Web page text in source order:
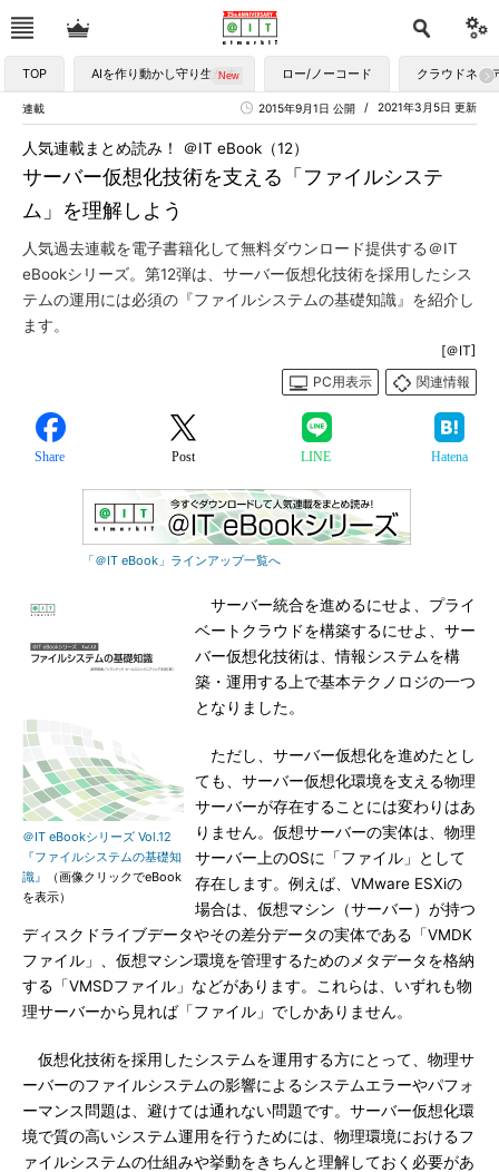
TOP AIを作り動かし守り生かす ロー/ノーコード クラウドネイ
連載 2021年3月5日 更新
2015年9月1日 公開
サーバー仮想化技術を支える「ファイルシステ
ム」を理解しよう
人気連載まとめ読み！ ＠IT eBook（12）
人気過去連載を電子書籍化して無料ダウンロード提供する＠IT
eBookシリーズ。第12弾は、サーバー仮想化技術を採用したシス
テムの運用には必須の『ファイルシステムの基礎知識』を紹介し
ます。
[＠IT]
PC用表示
関連情報
Share Post LINE Hatena
「＠IT eBook」ラインアップ一覧へ
＠IT eBookシリーズ Vol.12
『ファイルシステムの基礎知
識』
（画像クリックでeBook
を表示）
サーバー統合を進めるにせよ、プライ
ベートクラウドを構築するにせよ、サー
バー仮想化技術は、情報システムを構
築・運用する上で基本テクノロジの一つ
となりました。
ただし、サーバー仮想化を進めたとし
ても、サーバー仮想化環境を支える物理
サーバーが存在することには変わりはあ
りません。仮想サーバーの実体は、物理
サーバー上のOSに「ファイル」として
存在します。例えば、VMware ESXiの
場合は、仮想マシン（サーバー）が持つ
ディスクドライブデータやその差分データの実体である「VMDK
ファイル」、仮想マシン環境を管理するためのメタデータを格納
する「VMSDファイル」などがあります。これらは、いずれも物
理サーバーから見れば「ファイル」でしかありません。
仮想化技術を採用したシステムを運用する方にとって、物理サ
ーバーのファイルシステムの影響によるシステムエラーやパフォ
ーマンス問題は、避けては通れない問題です。サーバー仮想化環
境で質の高いシステム運用を行うためには、物理環境におけるフ
ァイルシステムの仕組みや挙動をきちんと理解しておく必要があ